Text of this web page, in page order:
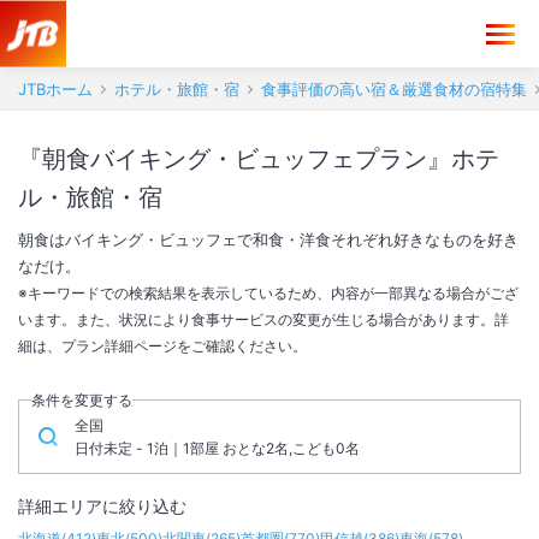
JTBホーム ホテル・旅館・宿 食事評価の高い宿＆厳選食材の宿特集
『朝食バイキング・ビュッフェプラン』ホテ
ル・旅館・宿
朝食はバイキング・ビュッフェで和食・洋食それぞれ好きなものを好き
なだけ。
※キーワードでの検索結果を表示しているため、内容が一部異なる場合がござ
います。また、状況により食事サービスの変更が生じる場合があります。詳
細は、プラン詳細ページをご確認ください。
条件を変更する
全国
日付未定 - 1泊｜1部屋 おとな2名,こども0名
詳細エリアに絞り込む